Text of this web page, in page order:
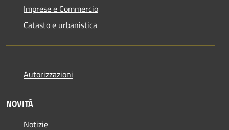
Imprese e Commercio
Catasto e urbanistica
Autorizzazioni
NOVITÀ
Notizie